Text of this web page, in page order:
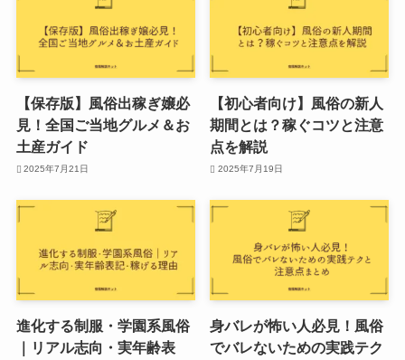
【保存版】風俗出稼ぎ嬢必
見！全国ご当地グルメ＆お
土産ガイド
2025年7月21日
【初心者向け】風俗の新人
期間とは？稼ぐコツと注意
点を解説
2025年7月19日
進化する制服・学園系風俗
｜リアル志向・実年齢表
身バレが怖い人必見！風俗
でバレないための実践テク